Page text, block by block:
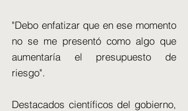
"Debo enfatizar que en ese momento
no se me presentó como algo que
aumentaría el presupuesto de
riesgo".
Destacados científicos del gobierno,